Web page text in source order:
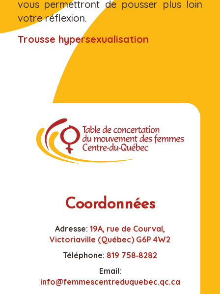
vous permettront de pousser plus loin
votre réflexion.
Trousse hypersexualisation
Coordonnées
Adresse: 19A, rue de Courval,
Victoriaville (Québec) G6P 4W2
Téléphone: 819 758‑8282
Email:
info@femmescentreduquebec.qc.ca